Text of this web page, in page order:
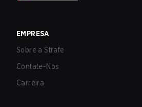
EMPRESA
Sobre a Strafe
Contate-Nos
Carreira